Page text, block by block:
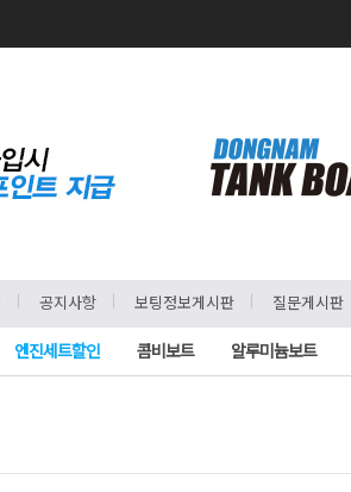
공지사항 보팅정보게시판 질문게시판
엔진세트할인 콤비보트 알루미늄보트